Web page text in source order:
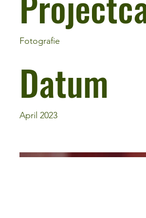
Fotografie
Datum
April 2023